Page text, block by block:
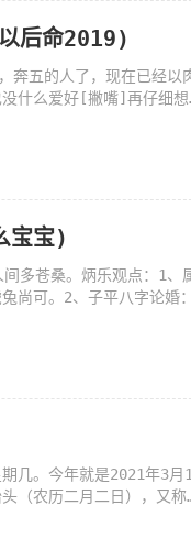
后命2019)
奔五的人了，现在已经以
没什么爱好[撇嘴]再仔细
宝宝)
多苍桑。炳乐观点：1、
尚可。2、子平八字论婚
几。今年就是2021年3月
（农历二月二日），又称